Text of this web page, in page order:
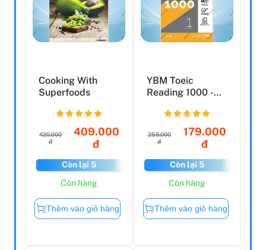
Cooking With
Superfoods
420.000
đ
409.000
đ
Còn lại 5
Còn hàng
Thêm vào giỏ hàng
YBM Toeic
Reading 1000 -
259.000
đ
179.000
đ
Còn lại 5
Còn hàng
Thêm vào giỏ hàng